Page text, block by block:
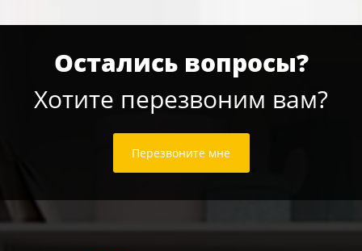
Остались вопросы?
Хотите перезвоним вам?
Перезвоните мне